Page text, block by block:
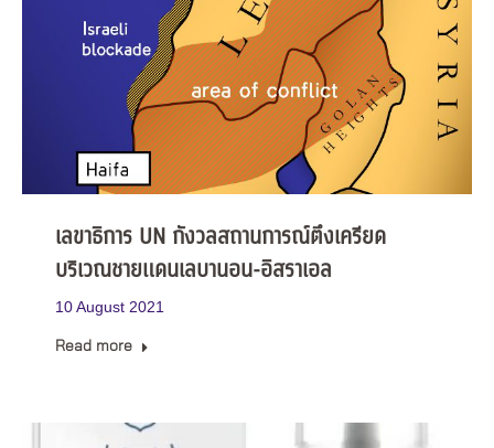
เลขาธิการ UN กังวลสถานการณ์ตึงเครียด
บริเวณชายแดนเลบานอน-อิสราเอล
10 August 2021
Read more